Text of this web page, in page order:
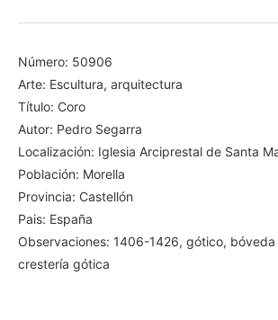
Número: 50906
Arte: Escultura, arquitectura
Título: Coro
Autor: Pedro Segarra
Localización: Iglesia Arciprestal de Santa
Población: Morella
Provincia: Castellón
Pais: España
Observaciones: 1406-1426, gótico,
crestería gótica